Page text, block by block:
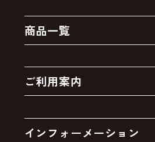
商品一覧
クーポン
卸販売・大量注文
ご利用案内
インフォーメーション